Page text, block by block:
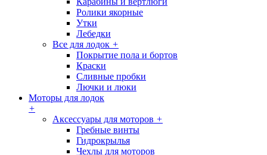
Ролики якорные
Утки
Лебедки
Все для лодок +
Покрытие пола и бортов
Краски
Сливные пробки
Лючки и люки
Моторы для лодок
+
Аксессуары для моторов +
Гребные винты
Гидрокрылья
Чехлы для моторов